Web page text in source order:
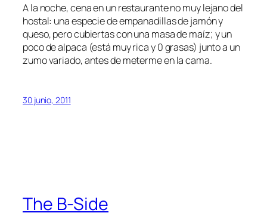
A la noche, cena en un restaurante no muy lejano del
hostal: una especie de empanadillas de jamón y
queso, pero cubiertas con una masa de maíz; y un
poco de alpaca (está muy rica y 0 grasas) junto a un
zumo variado, antes de meterme en la cama.
30 junio, 2011
The B-Side